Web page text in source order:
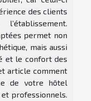
des clients
permet non
mais aussi
et le confort des
article comment
de votre hôtel
professionnels.